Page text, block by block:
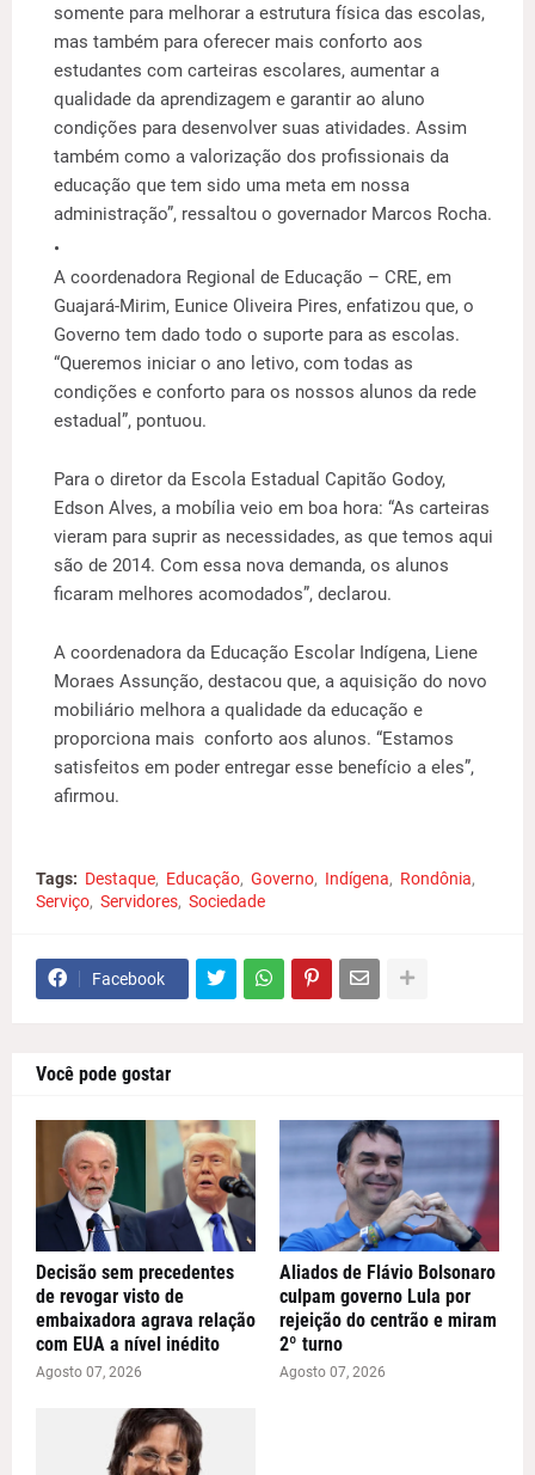
somente para melhorar a estrutura física das escolas,
mas também para oferecer mais conforto aos
estudantes com carteiras escolares, aumentar a
qualidade da aprendizagem e garantir ao aluno
condições para desenvolver suas atividades. Assim
também como a valorização dos profissionais da
educação que tem sido uma meta em nossa
administração”, ressaltou o governador Marcos Rocha.
A coordenadora Regional de Educação – CRE, em
Guajará-Mirim, Eunice Oliveira Pires, enfatizou que, o
Governo tem dado todo o suporte para as escolas.
“Queremos iniciar o ano letivo, com todas as
condições e conforto para os nossos alunos da rede
estadual”, pontuou.
Para o diretor da Escola Estadual Capitão Godoy,
Edson Alves, a mobília veio em boa hora: “As carteiras
vieram para suprir as necessidades, as que temos aqui
são de 2014. Com essa nova demanda, os alunos
ficaram melhores acomodados”, declarou.
A coordenadora da Educação Escolar Indígena, Liene
Moraes Assunção, destacou que, a aquisição do novo
mobiliário melhora a qualidade da educação e
proporciona mais conforto aos alunos. “Estamos
satisfeitos em poder entregar esse benefício a eles”,
afirmou.
Tags: Destaque Educação Governo Indígena
Rondônia
Serviço Servidores Sociedade
Facebook
Você pode gostar
Decisão sem precedentes
de revogar visto de
embaixadora agrava relação
com EUA a nível inédito
Agosto 07, 2026
Aliados de Flávio Bolsonaro
culpam governo Lula por
rejeição do centrão e miram
2º turno
Agosto 07, 2026